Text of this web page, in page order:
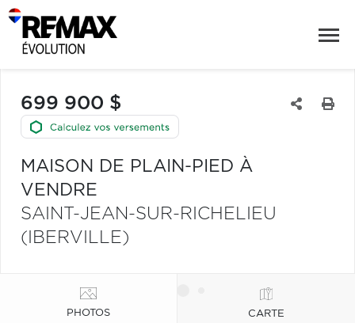
699 900 $
MAISON DE PLAIN-PIED À
VENDRE
SAINT-JEAN-SUR-RICHELIEU
(IBERVILLE)
PHOTOS CARTE